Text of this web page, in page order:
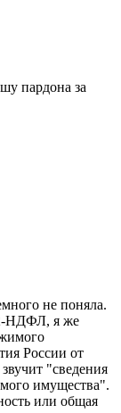
пардона за
не поняла.
НДФЛ, я же
России от
"сведения
имущества".
или общая